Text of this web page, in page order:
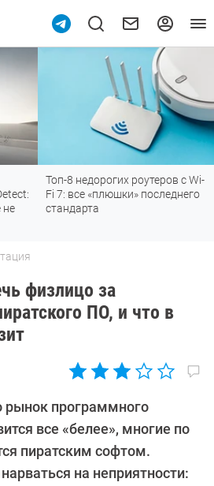
не
Топ-8 недорогих роутеров с Wi-
Fi 7: все «плюшки» последнего
стандарта
физлицо за
ПО, и что в
рынок программного
все «белее», многие по
пиратским софтом.
на неприятности: